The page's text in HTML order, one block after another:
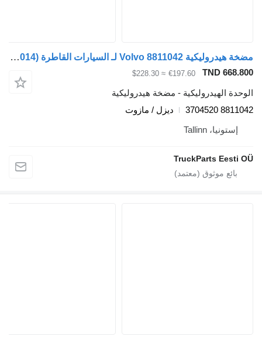
مضخة هيدروليكية Volvo 8811042 لـ السيارات القاطرة Volvo FH12, FH16, NH12, FH, VNL780 (1993-2014)
TND
€197.60
≈ $228.30
الهيدروليكية - مضخة هيدروليكية
8811042
ديزل / مازوت
إستونيا، Tallinn
TruckParts Eesti